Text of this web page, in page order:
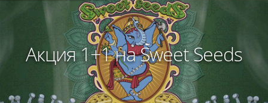
Акция 1+1 на Sweet Seeds